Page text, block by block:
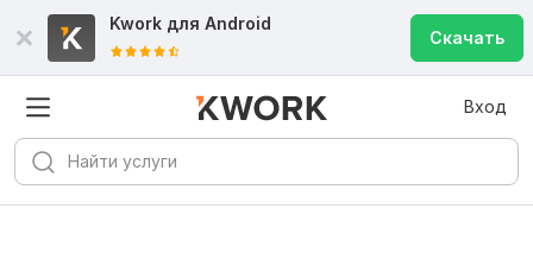
Kwork для Android
Скачать
Вход